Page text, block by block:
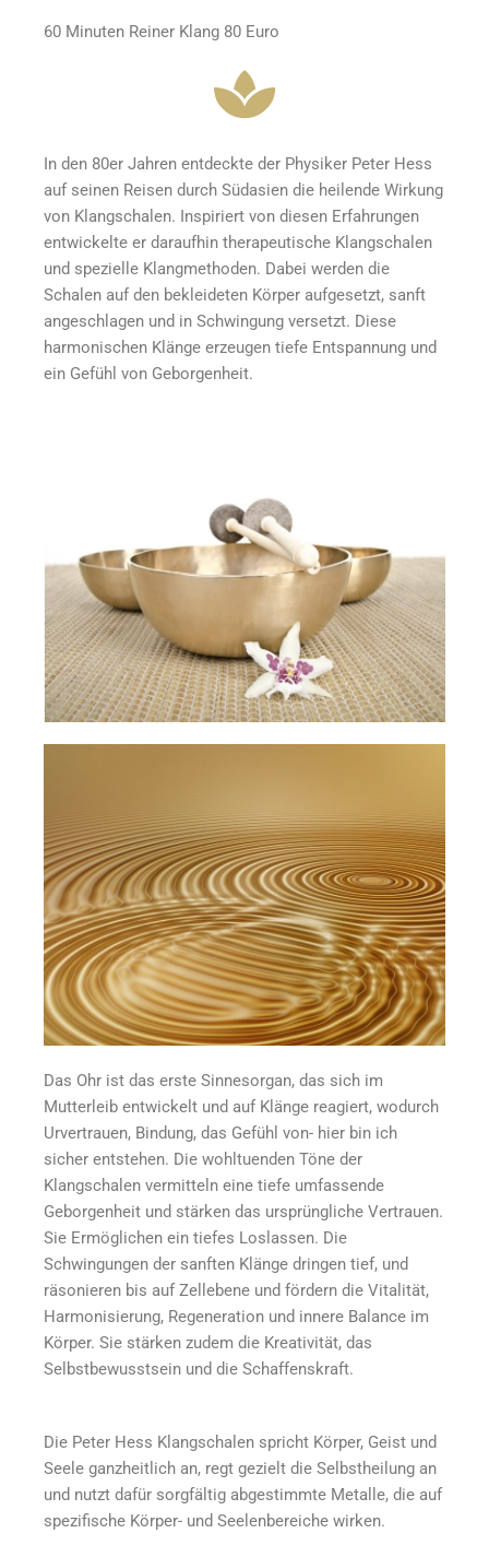
60 Minuten Reiner Klang 80 Euro
In den 80er Jahren entdeckte der Physiker Peter Hess
auf seinen Reisen durch Südasien die heilende Wirkung
von Klangschalen. Inspiriert von diesen Erfahrungen
entwickelte er daraufhin therapeutische Klangschalen
und spezielle Klangmethoden. Dabei werden die
Schalen auf den bekleideten Körper aufgesetzt, sanft
angeschlagen und in Schwingung versetzt. Diese
harmonischen Klänge erzeugen tiefe Entspannung und
ein Gefühl von Geborgenheit.
Das Ohr ist das erste Sinnesorgan, das sich im
Mutterleib entwickelt und auf Klänge reagiert, wodurch
Urvertrauen, Bindung, das Gefühl von- hier bin ich
sicher entstehen. Die wohltuenden Töne der
Klangschalen vermitteln eine tiefe umfassende
Geborgenheit und stärken das ursprüngliche Vertrauen.
Sie Ermöglichen ein tiefes Loslassen. Die
Schwingungen der sanften Klänge dringen tief, und
räsonieren bis auf Zellebene und fördern die Vitalität,
Harmonisierung, Regeneration und innere Balance im
Körper. Sie stärken zudem die Kreativität, das
Selbstbewusstsein und die Schaffenskraft.
Die Peter Hess Klangschalen spricht Körper, Geist und
Seele ganzheitlich an, regt gezielt die Selbstheilung an
und nutzt dafür sorgfältig abgestimmte Metalle, die auf
spezifische Körper- und Seelenbereiche wirken.